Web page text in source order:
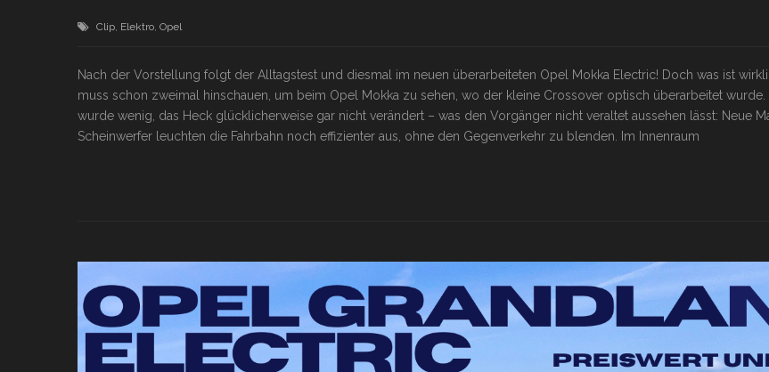
Clip, Elektro, Opel
Nach der Vorstellung folgt der Alltagstest und diesmal im neuen überarbeiteten Opel Mokka Electric! Doch was ist
muss schon zweimal hinschauen, um beim Opel Mokka zu sehen, wo der kleine Crossover optisch überarbeitet wurde.
wurde wenig, das Heck glücklicherweise gar nicht verändert – was den Vorgänger nicht veraltet aussehen lässt: Neue
Scheinwerfer leuchten die Fahrbahn noch effizienter aus, ohne den Gegenverkehr zu blenden. Im Innenraum